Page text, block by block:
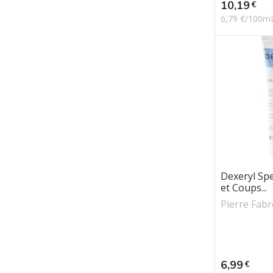
Prix
10,19€
6,79 €/100mL
Dexeryl
et Coups...
Pierre
Prix
6,99€